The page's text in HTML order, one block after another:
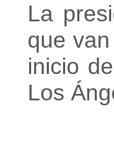
La
que
inicio
Los